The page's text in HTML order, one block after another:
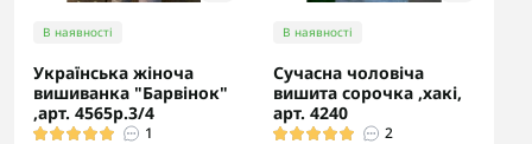
В наявності
Українська жіноча
вишиванка "Барвінок"
,арт. 4565р.3/4
1
В наявності
Сучасна чоловіча
вишита сорочка ,хакі,
арт. 4240
2